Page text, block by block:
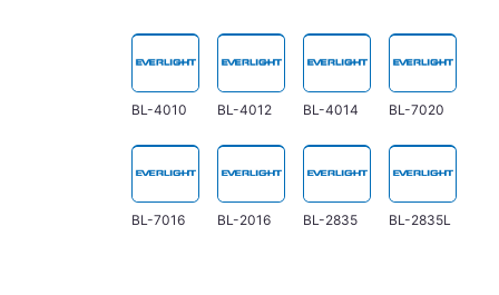
BL-4010 BL-4012 BL-4014 BL-7020
BL-7016 BL-2016 BL-2835 BL-2835L